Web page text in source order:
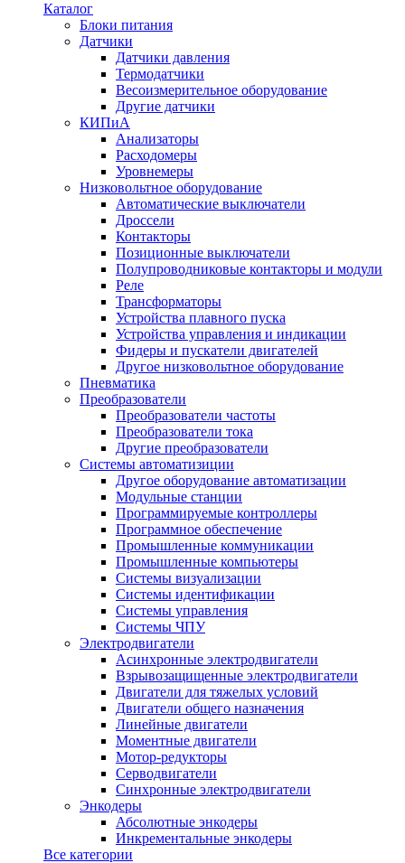
Каталог
Блоки питания
Датчики
Датчики давления
Термодатчики
Весоизмерительное оборудование
Другие датчики
КИПиА
Анализаторы
Расходомеры
Уровнемеры
Низковольтное оборудование
Автоматические выключатели
Дроссели
Контакторы
Позиционные выключатели
Полупроводниковые контакторы и модули
Реле
Трансформаторы
Устройства плавного пуска
Устройства управления и индикации
Фидеры и пускатели двигателей
Другое низковольтное оборудование
Пневматика
Преобразователи
Преобразователи частоты
Преобразователи тока
Другие преобразователи
Системы автоматизиции
Другое оборудование автоматизации
Модульные станции
Программируемые контроллеры
Программное обеспечение
Промышленные коммуникации
Промышленные компьютеры
Системы визуализации
Системы идентификации
Системы управления
Системы ЧПУ
Электродвигатели
Асинхронные электродвигатели
Взрывозащищенные электродвигатели
Двигатели для тяжелых условий
Двигатели общего назначения
Линейные двигатели
Моментные двигатели
Мотор-редукторы
Серводвигатели
Синхронные электродвигатели
Энкодеры
Абсолютные энкодеры
Инкрементальные энкодеры
Все категории